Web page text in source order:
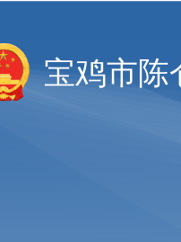
宝鸡市陈